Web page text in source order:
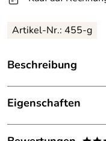
Artikel-Nr.: 455-g
Beschreibung
Gelert Mütze
Eigenschaften
Details